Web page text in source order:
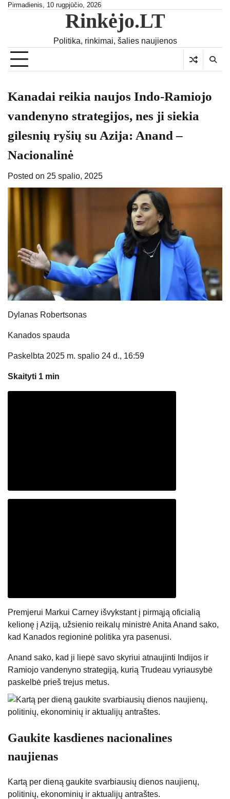
SkipPirmadienis, 10 rugpjūčio, 2026
Rinkėjo.LT
Politika, rinkimai, šalies naujienos
Kanadai reikia naujos Indo-Ramiojo
vandenyno strategijos, nes ji siekia
gilesnių ryšių su Azija: Anand –
Nacionalinė
Posted on 25 spalio, 2025
Dylanas Robertsonas
Kanados spauda
Paskelbta 2025 m. spalio 24 d., 16:59
Skaityti 1 min
Premjerui Markui Carney išvykstant į pirmąją oficialią
kelionę į Aziją, užsienio reikalų ministrė Anita Anand sako,
kad Kanados regioninė politika yra pasenusi.
Anand sako, kad ji liepė savo skyriui atnaujinti Indijos ir
Ramiojo vandenyno strategiją, kurią Trudeau vyriausybė
paskelbė prieš trejus metus.
Gaukite kasdienes nacionalines
naujienas
Kartą per dieną gaukite svarbiausių dienos naujienų,
politinių, ekonominių ir aktualijų antraštes.